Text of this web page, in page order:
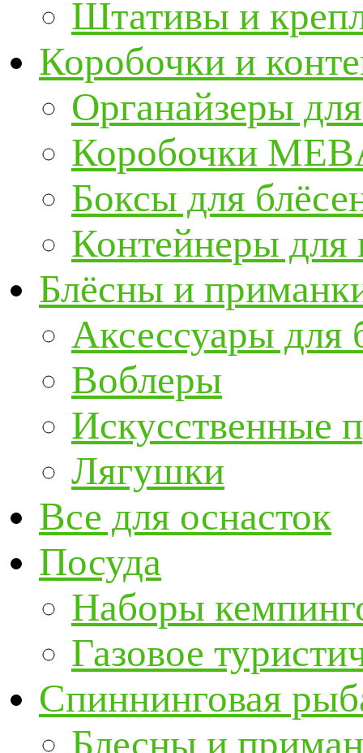
Штативы и
Коробочки и
Органайзеры
Коробочки
Боксы для
Контейнеры для
Блёсны и
Аксессуары для
Воблеры
Искусственные
Лягушки
Все для оснасток
Посуда
Наборы
Газовое
Спиннинговая
Блесны и